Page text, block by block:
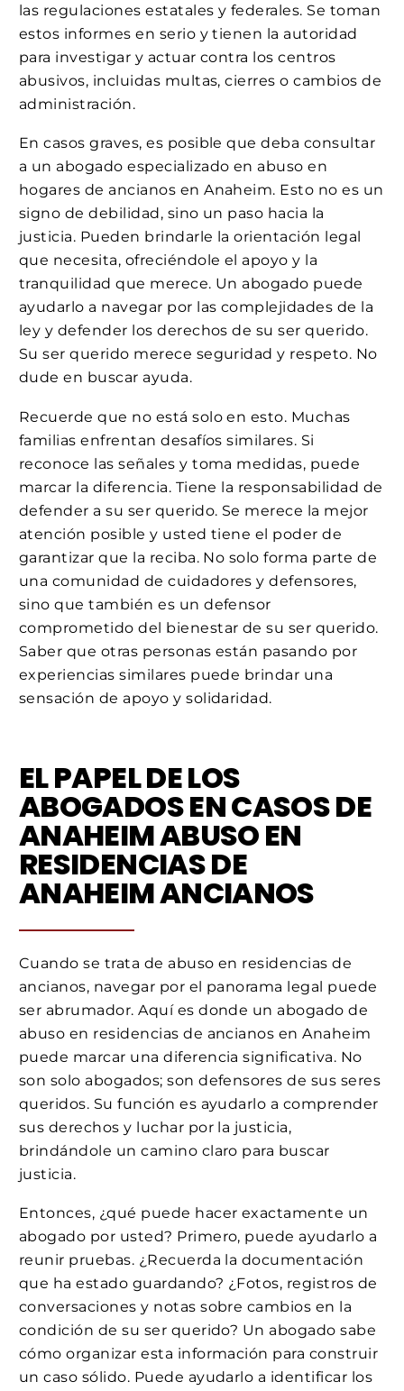
las regulaciones estatales y federales. Se toman
estos informes en serio y tienen la autoridad
para investigar y actuar contra los centros
abusivos, incluidas multas, cierres o cambios de
administración.
En casos graves, es posible que deba consultar
a un abogado especializado en abuso en
hogares de ancianos en Anaheim. Esto no es un
signo de debilidad, sino un paso hacia la
justicia. Pueden brindarle la orientación legal
que necesita, ofreciéndole el apoyo y la
tranquilidad que merece. Un abogado puede
ayudarlo a navegar por las complejidades de la
ley y defender los derechos de su ser querido.
Su ser querido merece seguridad y respeto. No
dude en buscar ayuda.
Recuerde que no está solo en esto. Muchas
familias enfrentan desafíos similares. Si
reconoce las señales y toma medidas, puede
marcar la diferencia. Tiene la responsabilidad de
defender a su ser querido. Se merece la mejor
atención posible y usted tiene el poder de
garantizar que la reciba. No solo forma parte de
una comunidad de cuidadores y defensores,
sino que también es un defensor
comprometido del bienestar de su ser querido.
Saber que otras personas están pasando por
experiencias similares puede brindar una
sensación de apoyo y solidaridad.
EL PAPEL DE LOS
ABOGADOS EN CASOS DE
ANAHEIM ABUSO EN
RESIDENCIAS DE
ANAHEIM ANCIANOS
Cuando se trata de abuso en residencias de
ancianos, navegar por el panorama legal puede
ser abrumador. Aquí es donde un abogado de
abuso en residencias de ancianos en Anaheim
puede marcar una diferencia significativa. No
son solo abogados; son defensores de sus seres
queridos. Su función es ayudarlo a comprender
sus derechos y luchar por la justicia,
brindándole un camino claro para buscar
justicia.
Entonces, ¿qué puede hacer exactamente un
abogado por usted? Primero, puede ayudarlo a
reunir pruebas. ¿Recuerda la documentación
que ha estado guardando? ¿Fotos, registros de
conversaciones y notas sobre cambios en la
condición de su ser querido? Un abogado sabe
cómo organizar esta información para construir
un caso sólido. Puede ayudarlo a identificar los